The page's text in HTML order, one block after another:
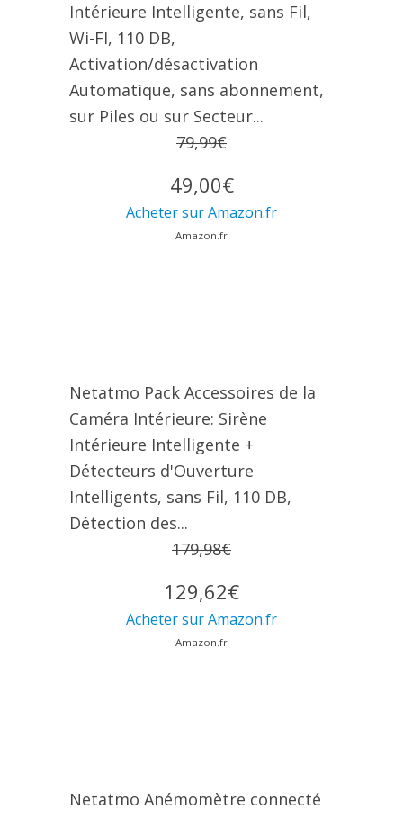
Intérieure Intelligente, sans Fil,
Wi-FI, 110 DB,
Activation/désactivation
Automatique, sans abonnement,
sur Piles ou sur Secteur...
79,99€
49,00€
Acheter sur Amazon.fr
Amazon.fr
Netatmo Pack Accessoires de la
Caméra Intérieure: Sirène
Intérieure Intelligente +
Détecteurs d'Ouverture
Intelligents, sans Fil, 110 DB,
Détection des...
179,98€
129,62€
Acheter sur Amazon.fr
Amazon.fr
Netatmo Anémomètre connecté